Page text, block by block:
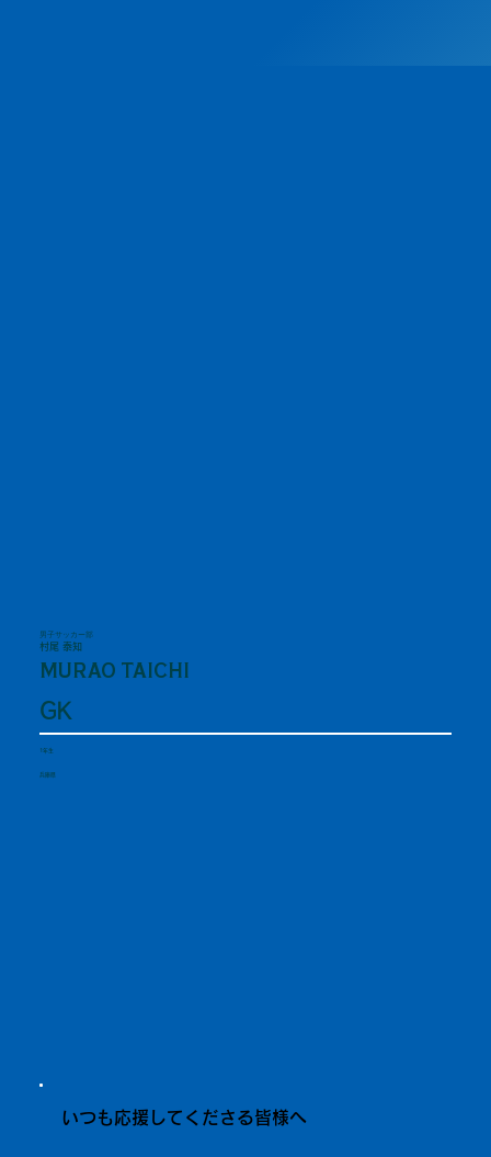
男子サッカー部
村尾 泰知
MURAO TAICHI
GK
1年生
兵庫県
いつも応援してくださる皆様へ